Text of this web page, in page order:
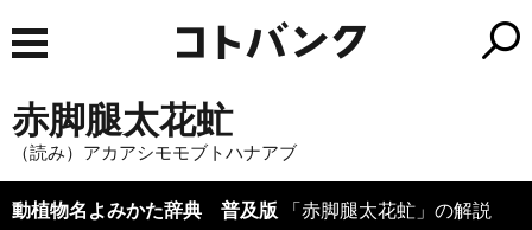
赤脚腿太花虻
（読み）アカアシモモブトハナアブ
動植物名よみかた辞典 普及版 「赤脚腿太花虻」の解説